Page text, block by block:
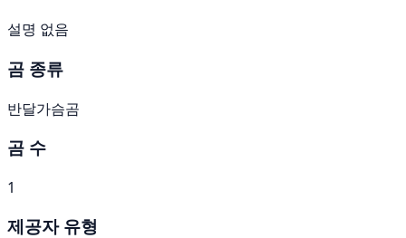
설명 없음
곰 종류
반달가슴곰
곰 수
1
제공자 유형